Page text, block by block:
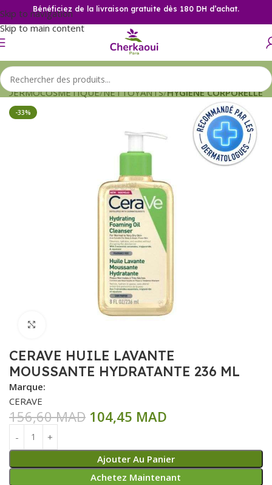
Skip to navigation
Skip to main content
Bénéficiez de la livraison gratuite dès 180 DH d’achat.
DERMOCOSMETIQUE NETTOYANTS HYGIENE CORPORELLE
-33%
CERAVE HUILE LAVANTE
MOUSSANTE HYDRATANTE 236 ML
Marque:
CERAVE
156,60MAD 104,45 MAD
Ajouter Au Panier
Achetez Maintenant